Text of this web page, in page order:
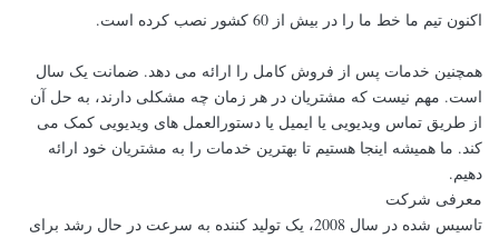
اکنون تیم ما خط ما را در بیش از 60 کشور نصب کرده است.
همچنین خدمات پس از فروش کامل را ارائه می دهد. ضمانت یک سال
است. مهم نیست که مشتریان در هر زمان چه مشکلی دارند، به حل آن
از طریق تماس ویدیویی یا ایمیل یا دستورالعمل های ویدیویی کمک می
کند. ما همیشه اینجا هستیم تا بهترین خدمات را به مشتریان خود ارائه
دهیم.
معرفی شرکت
تاسیس شده در سال 2008، یک تولید کننده به سرعت در حال رشد برای